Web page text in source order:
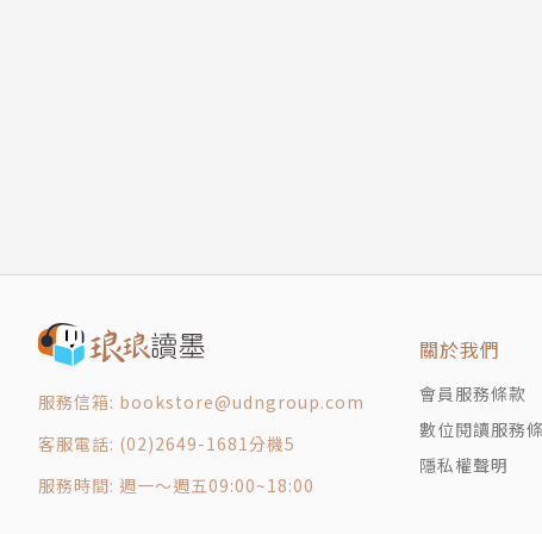
【讀者好評】
☆長踞韓國yes24網路書店經濟／管理類TOP20
☆長踞韓國阿拉丁網路書店金融／投資類TOP20
☆長踞韓國教保文庫書店經濟／管理類TOP50
「關於比特幣循環的最佳書籍。」
「寫得很好，一口氣讀完，還整理了其他經濟常識
15 問題在於貨幣供給量！
｜知識補給站｜比特幣是一種價值儲存手段
16 供給衝擊×需求衝擊將造成前所未有的局面
第5章 將創造更強大超級循環的催化劑
17 創造超級循環：顛覆市場的關鍵
服務信箱: bookstore@udngroup.com
客服電話: (02)2649-1681分機5
服務時間: 週一～週五09:00~18:00
關於我們
會員服務條款
數位閱讀服務
隱私權聲明